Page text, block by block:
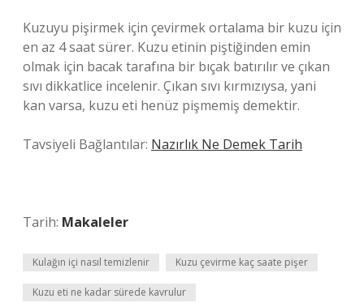
Kuzuyu pişirmek için çevirmek ortalama bir kuzu için
en az 4 saat sürer. Kuzu etinin piştiğinden emin
olmak için bacak tarafına bir bıçak batırılır ve çıkan
sıvı dikkatlice incelenir. Çıkan sıvı kırmızıysa, yani
kan varsa, kuzu eti henüz pişmemiş demektir.
Tavsiyeli Bağlantılar: Nazırlık Ne Demek Tarih
Tarih: Makaleler
Kulağın içi nasıl temizlenir Kuzu çevirme kaç saate pişer
Kuzu eti ne kadar sürede kavrulur